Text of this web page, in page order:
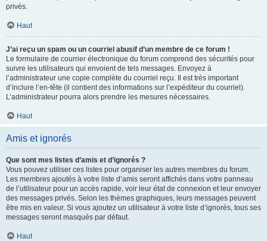
privés.
Haut
J’ai reçu un spam ou un courriel abusif d’un membre de ce forum !
Le formulaire de courrier électronique du forum comprend des sécurités pour
suivre les utilisateurs qui envoient de tels messages. Envoyez à
l’administrateur une copie complète du courriel reçu. Il est très important
d’inclure l’en-tête (il contient des informations sur l’expéditeur du courriel).
L’administrateur pourra alors prendre les mesures nécessaires.
Haut
Amis et ignorés
Que sont mes listes d’amis et d’ignorés ?
Vous pouvez utiliser ces listes pour organiser les autres membres du forum.
Les membres ajoutés à votre liste d’amis seront affichés dans votre panneau
de l’utilisateur pour un accès rapide, voir leur état de connexion et leur envoyer
des messages privés. Selon les thèmes graphiques, leurs messages peuvent
être mis en valeur. Si vous ajoutez un utilisateur à votre liste d’ignorés, tous ses
messages seront masqués par défaut.
Haut